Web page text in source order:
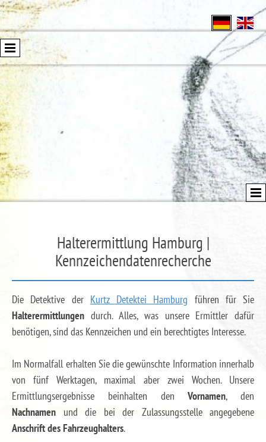
Halterermittlung Hamburg |
Kennzeichendatenrecherche
Die Detektive der Kurtz Detektei Hamburg führen für Sie
Halterermittlungen durch. Alles, was unsere Ermittler dafür
benötigen, sind das Kennzeichen und ein berechtigtes Interesse.
Im Normalfall erhalten Sie die gewünschte Information innerhalb
von fünf Werktagen, maximal aber zwei Wochen. Unsere
Ermittlungsergebnisse beinhalten denVornamen, den
Nachnamen und die bei der Zulassungsstelle angegebene
Anschrift des Fahrzeughalters.